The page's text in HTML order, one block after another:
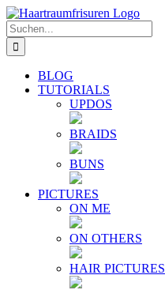
Zum
Inhalt
springen
E-
Mail
YouTube
Instagram
Facebook
Twitter
Suche
nach:
BLOG
TUTORIALS
UPDOS
BRAIDS
BUNS
PICTURES
ON ME
ON OTHERS
HAIR PICTURES